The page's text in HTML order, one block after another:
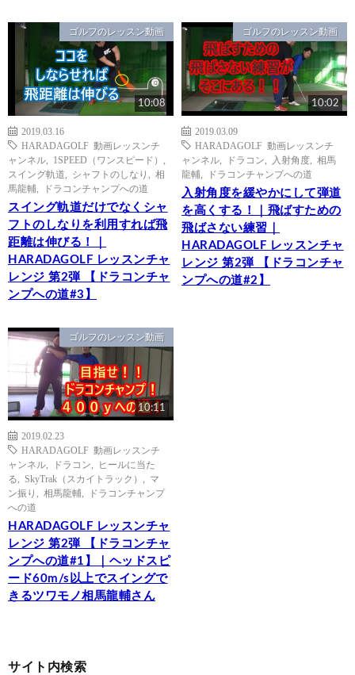
ゴルフのレッスン動画
10:08
2019.03.16
HARADAGOLF 動画レッスンチ
ャンネル
1SPEED（ワンスピード）
スイング軌道
シャフトのしなり
相
馬龍輔
ドラコンチャンプへの道
スイング軌道だけでなくシャ
フトのしなりを利用すれば飛
距離は伸びる！｜
HARADAGOLF レッスンチャ
レンジ 第2弾 【ドラコンチャ
ンプへの道#3】
ゴルフのレッスン動画
10:02
2019.03.09
HARADAGOLF 動画レッスンチ
ャンネル
ドラコン 入射角度
相馬
龍輔
ドラコンチャンプへの道
入射角度を緩やかにして弾道
を高くする！｜飛ばすための
飛ばさない練習｜
HARADAGOLF レッスンチャ
レンジ 第2弾 【ドラコンチャ
ンプへの道#2】
ゴルフのレッスン動画
10:11
2019.02.23
HARADAGOLF 動画レッスンチ
ャンネル
ドラコン
ヒールに当た
る
SkyTrak（スカイトラック）
マ
ン振り
相馬龍輔
ドラコンチャンプ
への道
HARADAGOLF レッスンチャ
レンジ 第2弾 【ドラコンチャ
ンプへの道#1】｜ヘッドスピ
ード60m/s以上でスイングで
きるツワモノ相馬龍輔さん
サイト内検索